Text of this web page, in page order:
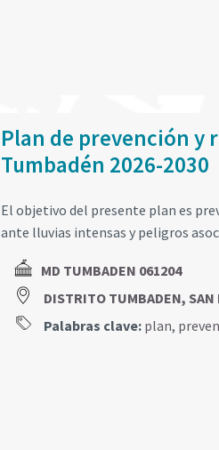
Plan de prevención y
Tumbadén 2026-2030
El objetivo del presente plan es
ante lluvias intensas y peligros
MD TUMBADEN 061204
DISTRITO TUMBADEN, SAN
Palabras clave: plan,